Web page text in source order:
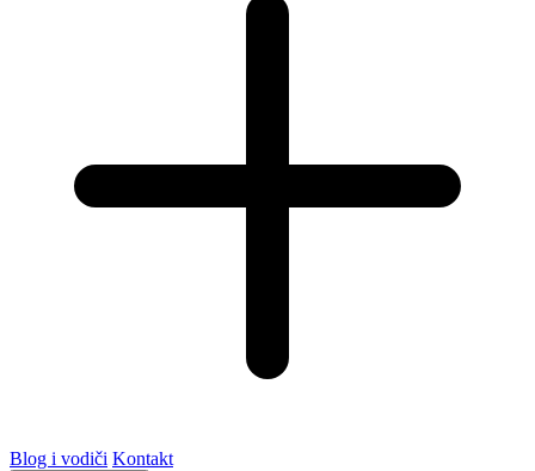
Blog i vodiči Kontakt